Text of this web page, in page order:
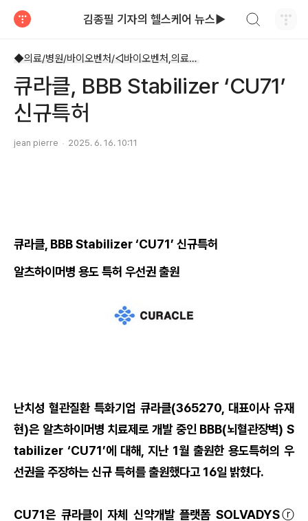
김종필 기자의 헬스케어 뉴스▶
◆의료/병원/바이오벤처/◁바이오벤처,의료기기
큐라클, BBB Stabilizer ‘CU71’
신규특허
jean pierre 2025. 6. 16. 10:11
큐라클, BBB Stabilizer ‘CU71’ 신규특허
알츠하이머병 용도 특허 우선권 출원
난치성 혈관질환 특화기업 큐라클(365270, 대표이사 유재
현)은 알츠하이머병 치료제로 개발 중인 BBB(뇌혈관장벽) S
tabilizer ‘CU71’에 대해, 지난 1월 출원한 용도특허의 우
선권을 주장하는 신규 특허를 출원했다고 16일 밝혔다.
CU71은 큐라클이 자체 신약개발 플랫폼 SOLVADYSⓡ